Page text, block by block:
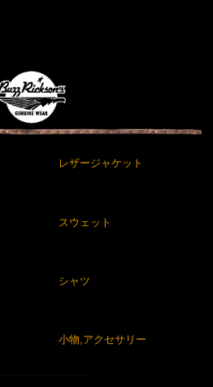
レザージャケット
スウェット
シャツ
小物,アクセサリー